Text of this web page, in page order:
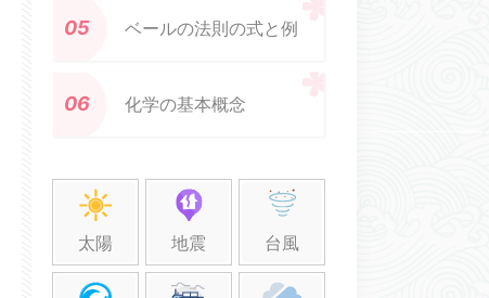
ベールの法則の式と例
化学の基本概念
太陽 地震 台風